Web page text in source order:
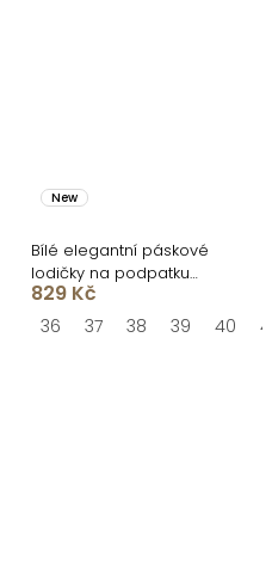
New
Bílé elegantní páskové
lodičky na podpatku
KIVOR
829 Kč
36 37 38 39 40 41